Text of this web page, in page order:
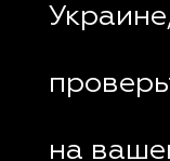
на